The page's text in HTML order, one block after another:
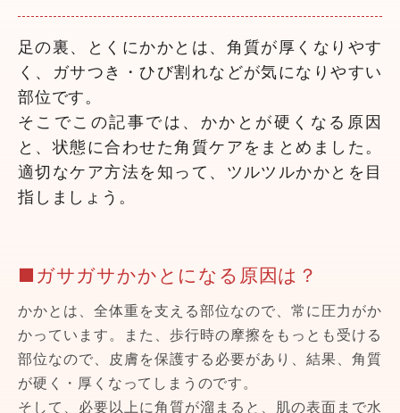
足の裏、とくにかかとは、角質が厚くなりやす
く、ガサつき・ひび割れなどが気になりやすい
部位です。
そこでこの記事では、かかとが硬くなる原因
と、状態に合わせた角質ケアをまとめました。
適切なケア方法を知って、ツルツルかかとを目
指しましょう。
■ガサガサかかとになる原因は？
かかとは、全体重を支える部位なので、常に圧力がか
かっています。また、歩行時の摩擦をもっとも受ける
部位なので、皮膚を保護する必要があり、結果、角質
が硬く・厚くなってしまうのです。
そして、必要以上に角質が溜まると、肌の表面まで水